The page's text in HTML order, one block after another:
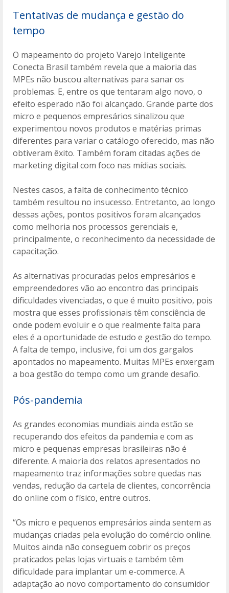
Tentativas de mudança e gestão do
tempo
O mapeamento do projeto Varejo Inteligente
Conecta Brasil também revela que a maioria das
MPEs não buscou alternativas para sanar os
problemas. E, entre os que tentaram algo novo, o
efeito esperado não foi alcançado. Grande parte dos
micro e pequenos empresários sinalizou que
experimentou novos produtos e matérias primas
diferentes para variar o catálogo oferecido, mas não
obtiveram êxito. Também foram citadas ações de
marketing digital com foco nas mídias sociais.
Nestes casos, a falta de conhecimento técnico
também resultou no insucesso. Entretanto, ao longo
dessas ações, pontos positivos foram alcançados
como melhoria nos processos gerenciais e,
principalmente, o reconhecimento da necessidade de
capacitação.
As alternativas procuradas pelos empresários e
empreendedores vão ao encontro das principais
dificuldades vivenciadas, o que é muito positivo, pois
mostra que esses profissionais têm consciência de
onde podem evoluir e o que realmente falta para
eles é a oportunidade de estudo e gestão do tempo.
A falta de tempo, inclusive, foi um dos gargalos
apontados no mapeamento. Muitas MPEs enxergam
a boa gestão do tempo como um grande desafio.
Pós-pandemia
As grandes economias mundiais ainda estão se
recuperando dos efeitos da pandemia e com as
micro e pequenas empresas brasileiras não é
diferente. A maioria dos relatos apresentados no
mapeamento traz informações sobre quedas nas
vendas, redução da cartela de clientes, concorrência
do online com o físico, entre outros.
“Os micro e pequenos empresários ainda sentem as
mudanças criadas pela evolução do comércio online.
Muitos ainda não conseguem cobrir os preços
praticados pelas lojas virtuais e também têm
dificuldade para implantar um e-commerce. A
adaptação ao novo comportamento do consumidor